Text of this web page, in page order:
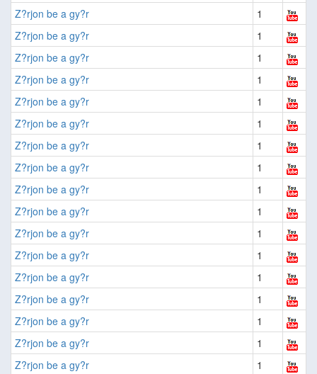
Z?rjon be a gy?r
1
Z?rjon be a gy?r
1
Z?rjon be a gy?r
1
Z?rjon be a gy?r
1
Z?rjon be a gy?r
1
Z?rjon be a gy?r
1
Z?rjon be a gy?r
1
Z?rjon be a gy?r
1
Z?rjon be a gy?r
1
Z?rjon be a gy?r
1
Z?rjon be a gy?r
1
Z?rjon be a gy?r
1
Z?rjon be a gy?r
1
Z?rjon be a gy?r
1
Z?rjon be a gy?r
1
Z?rjon be a gy?r
1
Z?rjon be a gy?r
1